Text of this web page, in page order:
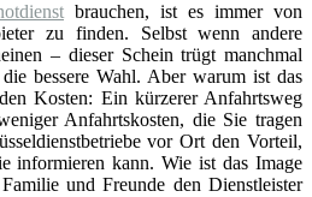
brauchen, ist es immer von
zu finden. Selbst wenn andere
– dieser Schein trügt manchmal
bessere Wahl. Aber warum ist das
Kosten: Ein kürzerer Anfahrtsweg
Anfahrtskosten, die Sie tragen
vor Ort den Vorteil,
informieren kann. Wie ist das Image
und Freunde den Dienstleister